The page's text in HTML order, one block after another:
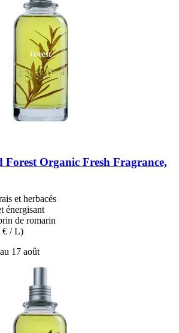
Forest Organic Fresh Fragrance,
et herbacés
énergisant
de romarin
€ / L)
17 août